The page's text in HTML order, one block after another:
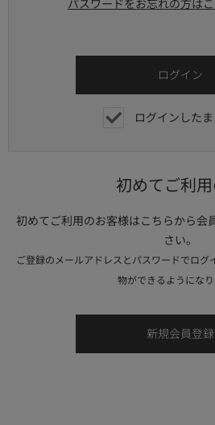
パスワードをお忘れの方はこ
ログインした
初めてご利
初めてご利用のお客様はこちらから会
さい。
ご登録のメールアドレスとパスワードでロ
物ができるようになり